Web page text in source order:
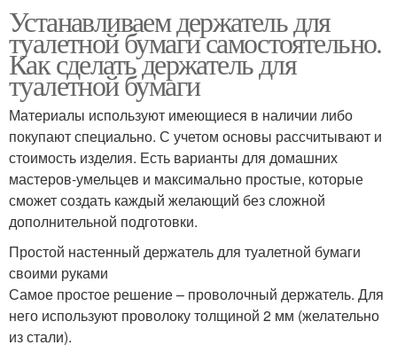
Устанавливаем держатель для
туалетной бумаги самостоятельно.
Как сделать держатель для
туалетной бумаги
Материалы используют имеющиеся в наличии либо
покупают специально. С учетом основы рассчитывают и
стоимость изделия. Есть варианты для домашних
мастеров-умельцев и максимально простые, которые
сможет создать каждый желающий без сложной
дополнительной подготовки.
Простой настенный держатель для туалетной бумаги
своими руками
Самое простое решение – проволочный держатель. Для
него используют проволоку толщиной 2 мм (желательно
из стали).